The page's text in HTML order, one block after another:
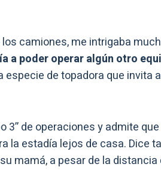
camiones, me intrigaba
a poder operar algún otro
de topadora que invita
3” de operaciones y admite
la estadía lejos de casa. Dice
mamá, a pesar de la distancia